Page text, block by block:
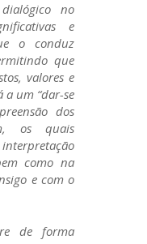
no
e
o conduz
que
valores e
a um “dar-se
dos
os quais
como na
e com o
de forma